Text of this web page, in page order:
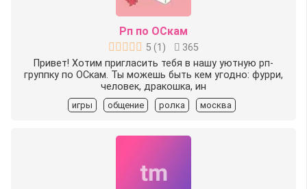
Рп по ОСкам
5 (1 )
365
Привет! Хотим пригласить тебя в нашу уютную рп-
группку по ОСкам. Ты можешь быть кем угодно: фурри,
человек, дракошка, ин
игры общение ролка москва